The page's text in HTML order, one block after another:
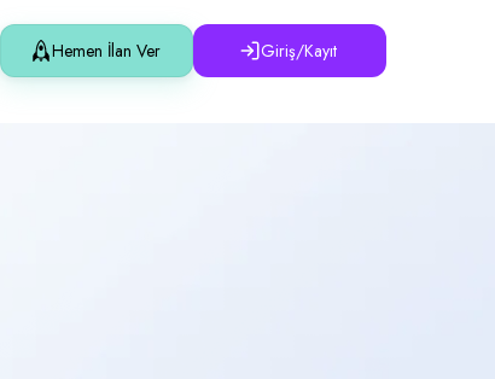
Hemen İlan Ver Giriş/Kayıt